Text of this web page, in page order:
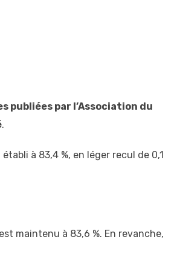
publiées par l’Association du
.
à 83,4 %, en léger recul de 0,1
maintenu à 83,6 %. En revanche,